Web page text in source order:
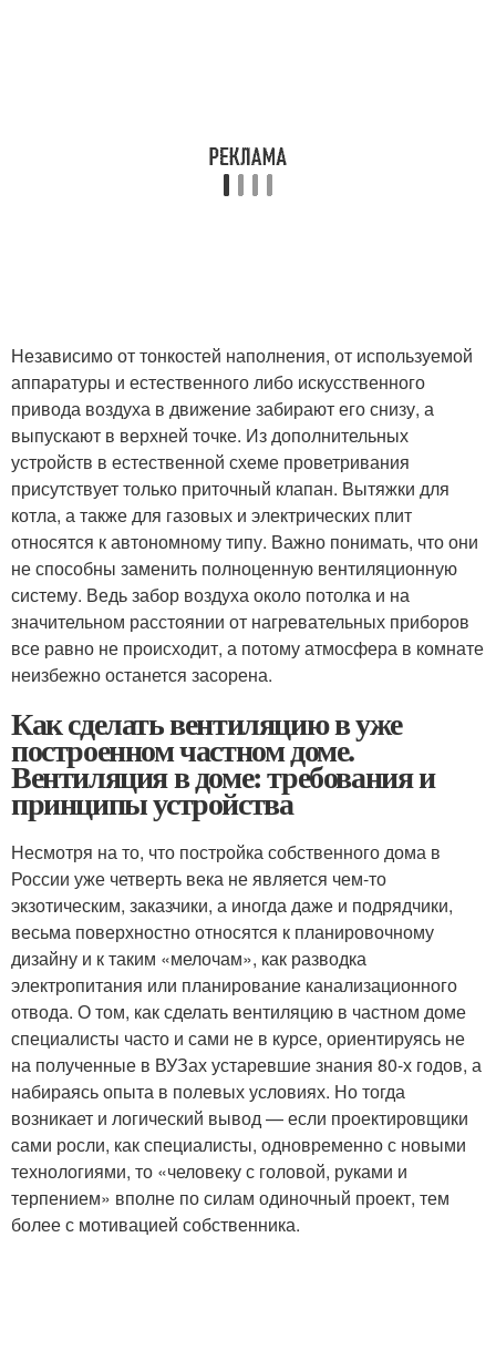
Независимо от тонкостей наполнения, от используемой
аппаратуры и естественного либо искусственного
привода воздуха в движение забирают его снизу, а
выпускают в верхней точке. Из дополнительных
устройств в естественной схеме проветривания
присутствует только приточный клапан. Вытяжки для
котла, а также для газовых и электрических плит
относятся к автономному типу. Важно понимать, что они
не способны заменить полноценную вентиляционную
систему. Ведь забор воздуха около потолка и на
значительном расстоянии от нагревательных приборов
все равно не происходит, а потому атмосфера в комнате
неизбежно останется засорена.
Как сделать вентиляцию в уже
построенном частном доме.
Вентиляция в доме: требования и
принципы устройства
Несмотря на то, что постройка собственного дома в
России уже четверть века не является чем-то
экзотическим, заказчики, а иногда даже и подрядчики,
весьма поверхностно относятся к планировочному
дизайну и к таким «мелочам», как разводка
электропитания или планирование канализационного
отвода. О том, как сделать вентиляцию в частном доме
специалисты часто и сами не в курсе, ориентируясь не
на полученные в ВУЗах устаревшие знания 80-х годов, а
набираясь опыта в полевых условиях. Но тогда
возникает и логический вывод — если проектировщики
сами росли, как специалисты, одновременно с новыми
технологиями, то «человеку с головой, руками и
терпением» вполне по силам одиночный проект, тем
более с мотивацией собственника.